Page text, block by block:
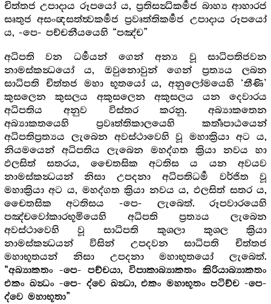
චිත්තජ උපාදාය රූපයෝ ය, ප්‍රතිසන්‍ධිකර්‍මජ බාහ්‍ය ආහාරජ
සෘතුජ අසංඥසත්ත්‍වකර්‍මජ ප්‍රවෘත්තිකර්‍මජ උපාදාය රූපයෝ
ය, -පෙ- පච්චනීයයෙහි “පඤ්ච”
අධිපති වන ධර්‍මයන් ගෙන් අන්‍ය වූ සාධිපතිජවන
නාමස්කන්‍ධයෝ ය, ඔවුනොවුන් ගෙන් ප්‍රත්‍යය ලබන
සාධිපති චිත්තජ මහා භූතයෝ ය, අනුලෝමයෙහි ‘තීණි’
කුසලෙන කුසලය අකුසලෙන අකුසලය යන දෙවාරය
අධිපතිය අනුව විස්තර කරනු. අබ්‍යාකතෙන
අබ්‍යාකතයෙහි ප්‍රවෘත්තිකාලයෙහි කර්‍තෘපාඨයෙන්
අධිපතිප්‍රත්‍යය ලැබෙන අවස්ථාවෙහි වූ මහාක්‍රියා අට ය,
නියමයෙන් අධිපතිය ලැබෙන මහද්ගත ක්‍රියා නවය හා
ඵලසිත් සතරය, චෛතසික අටතිස ය යන අවයව
නාමස්කන්‍ධයන් නිසා උපදනා අධිපතිධර්‍ම වර්ජිත වූ
මහාක්‍රියා අට ය, මහද්ගත ක්‍රියා නවය ය, ඵලසිත් සතර ය,
චෛතසික අටතිසය -පෙ- ලැබෙත්. රූපවාරයෙහි
පඤ්චවෝකාරභූමියෙහි අධිපති ප්‍රත්‍යය ලැබෙන
අවස්ථාවෙහි වූ සාධිපති කුශලා කුශල ක්‍රියා
නාමස්කන්‍ධයන් විසින් උපදවන සාධිපති චිත්තජ
මහාභූතයන් නිසා උපදනා මහාභූතයෝ ලැබෙත්.
“අබ්‍යාකතං -පෙ- පච්චයා, විපාකාබ්‍යාකතං කිරියාබ්‍යාකතං
එකං ඛන්‍ධං -පෙ- ද්වෙ ඛන්‍ධා, එකං මහාභූතං පටිච්ච -පෙ-
ද්වෙ මහාභූතා”